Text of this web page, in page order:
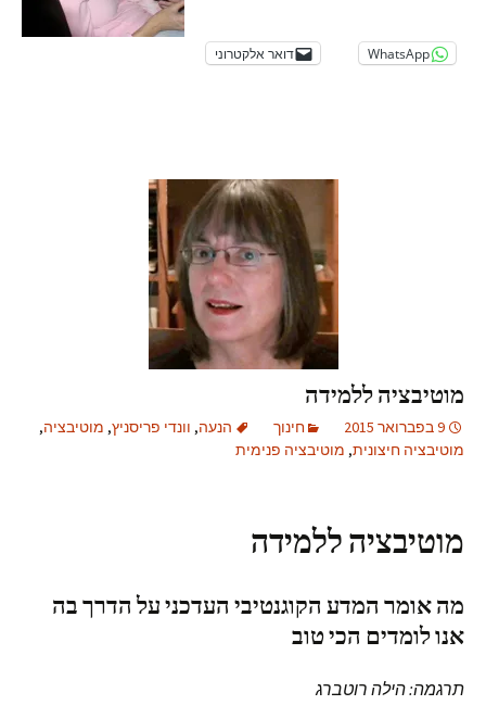
WhatsApp דואר אלקטרוני
מוטיבציה ללמידה
9 בפברואר 2015 חינוך הנעה, וונדי פריסניץ, מוטיבציה,
מוטיבציה חיצונית, מוטיבציה פנימית
מוטיבציהללמידה
מה אומר המדע הקוגנטיבי העדכני על הדרך בה
אנו לומדים הכי טוב
תרגמה: הילה רוטברג